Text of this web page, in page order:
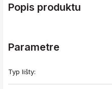
Popis produktu
Parametre
Typ lišty: